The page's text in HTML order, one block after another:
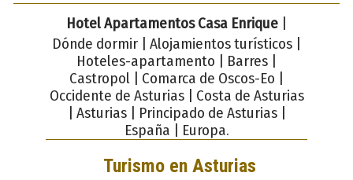
Hotel Apartamentos Casa Enrique |
Dónde dormir | Alojamientos turísticos |
Hoteles-apartamento | Barres |
Castropol | Comarca de Oscos-Eo |
Occidente de Asturias | Costa de Asturias
| Asturias | Principado de Asturias |
España | Europa.